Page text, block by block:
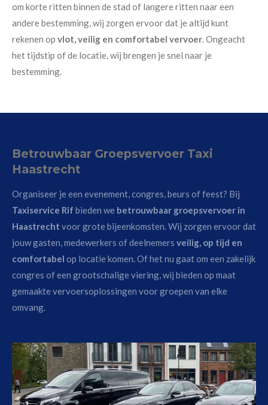
om korte ritten binnen de stad of langere ritten naar een
andere bestemming, wij zorgen ervoor dat je altijd kunt
rekenen op vlot, veilig en comfortabel vervoer . Ongeacht
het tijdstip of de locatie, wij brengen je snel naar je
bestemming.
Betrouwbaar Groepsvervoer Taxi
Haastrecht
Organiseer je een evenement, congres, beurs of feest? Bij
Taxiservice Rif bieden we betrouwbaar groepsvervoer in
Haastrecht voor grote bijeenkomsten. Wij zorgen ervoor dat
jouw gasten, medewerkers of deelnemers veilig, op tijd en
comfortabel op locatie komen. Of het nu gaat om een zakelijk
congres of een grootschalige viering, wij bieden op maat
gemaakte vervoersoplossingen voor groepen van elke
omvang.